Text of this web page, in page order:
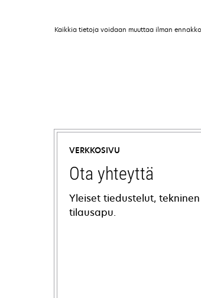
Kaikkia tietoja voidaan muuttaa ilman
VERKKOSIVU
Ota yhteyttä
Yleiset tiedustelut,
tilausapu.